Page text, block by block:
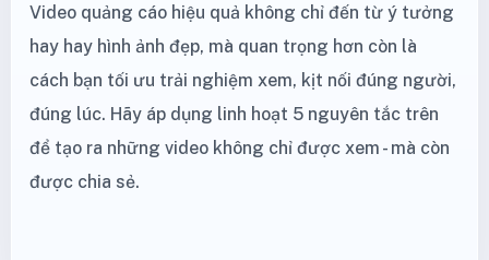
Video quảng cáo hiệu quả không chỉ đến từ ý tưởng
hay hay hình ảnh đẹp, mà quan trọng hơn còn là
cách bạn tối ưu trải nghiệm xem, kịt nối đúng người,
đúng lúc. Hãy áp dụng linh hoạt 5 nguyên tắc trên
để tạo ra những video không chỉ được xem - mà còn
được chia sẻ.